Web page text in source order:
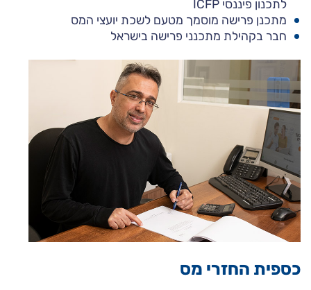
לתכנון פיננסי ICFP
מתכנן פרישה מוסמך מטעם לשכת יועצי המס
חבר בקהילת מתכנני פרישה בישראל
כספית החזרי מס